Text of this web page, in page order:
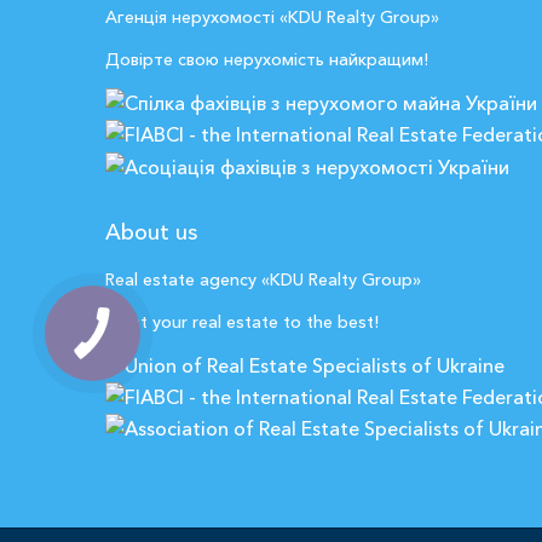
Агенція нерухомості «KDU Realty Group»
Довірте свою нерухомість найкращим!
About us
Real estate agency «KDU Realty Group»
Trust your real estate to the best!